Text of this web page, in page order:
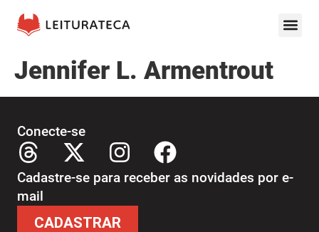
Jennifer L. Armentrout
Conecte-se
Cadastre-se para receber as novidades por e-
mail
CADASTRAR